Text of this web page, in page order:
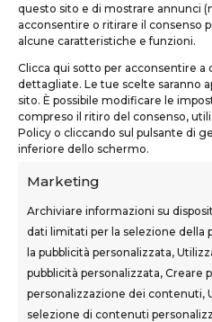
questo sito e di mostrare annunci
acconsentire o ritirare il consenso
alcune caratteristiche e funzioni.
Clicca qui sotto per acconsentire a
dettagliate. Le tue scelte saranno
sito. È possibile modificare le
compreso il ritiro del consenso,
Policy o cliccando sul pulsante di
inferiore dello schermo.
Marketing
Archiviare informazioni su
dati limitati per la selezione della
la pubblicità personalizzata,
pubblicità personalizzata, Creare
personalizzazione dei contenuti,
selezione di contenuti
Castelfranco
SEDI
Via F.lli